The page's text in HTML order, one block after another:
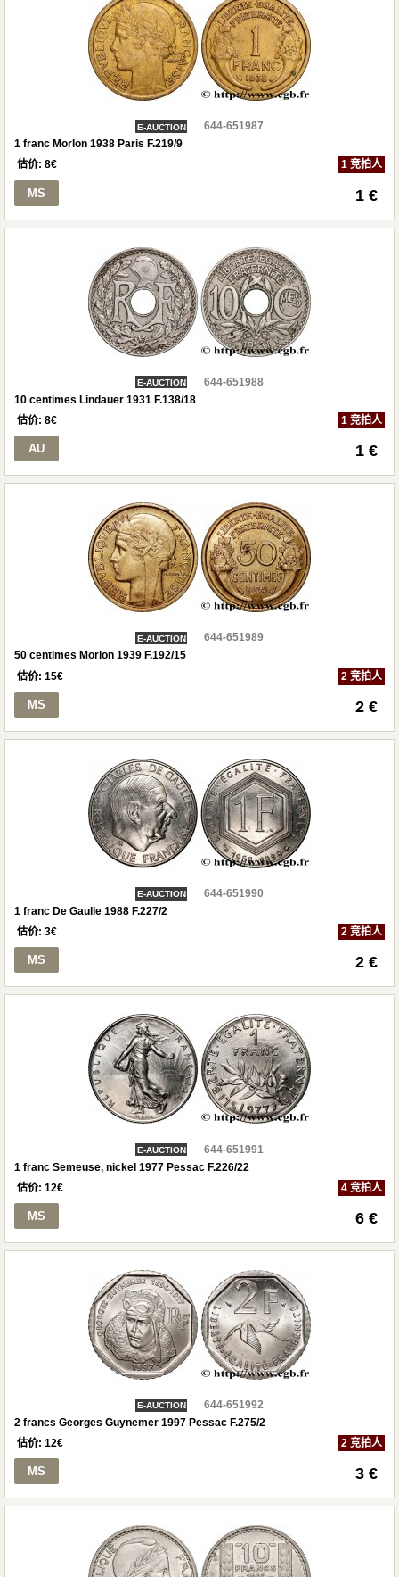
E-AUCTION
644-651987
1 franc Morlon 1938 Paris F.219/9
估价: 8€ 1 竞拍人
MS 1 €
E-AUCTION
644-651988
10 centimes Lindauer 1931 F.138/18
估价: 8€ 1 竞拍人
AU 1 €
E-AUCTION
644-651989
50 centimes Morlon 1939 F.192/15
估价: 15€ 2 竞拍人
MS 2 €
E-AUCTION
644-651990
1 franc De Gaulle 1988 F.227/2
估价: 3€ 2 竞拍人
MS 2 €
E-AUCTION
644-651991
1 franc Semeuse, nickel 1977 Pessac F.226/22
估价: 12€ 4 竞拍人
MS 6 €
E-AUCTION
644-651992
2 francs Georges Guynemer 1997 Pessac F.275/2
估价: 12€ 2 竞拍人
MS 3 €